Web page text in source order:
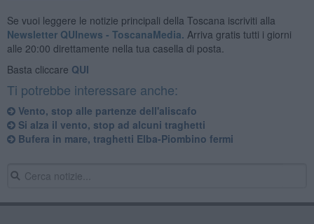
Se vuoi leggere le notizie principali della Toscana iscriviti alla
Newsletter QUInews - ToscanaMedia. Arriva gratis tutti i giorni
alle 20:00 direttamente nella tua casella di posta.
Basta cliccare QUI
Ti potrebbe interessare anche:
Vento, stop alle partenze dell'aliscafo
Si alza il vento, stop ad alcuni traghetti
Bufera in mare, traghetti Elba-Piombino fermi